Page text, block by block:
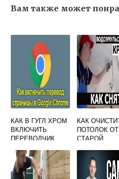
Вам также может
КАК В ГУГЛ ХРОМ
ВКЛЮЧИТЬ
ПЕРЕВОДЧИК
КАК
ПОТОЛОК ОТ
СТАРОЙ
ННОЙ КРАСКИ